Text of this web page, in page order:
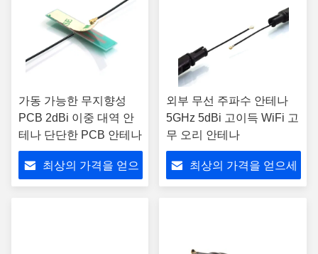
가동 가능한 무지향성
PCB 2dBi 이중 대역 안
테나 단단한 PCB 안테나
최상의 가격을 얻으
외부 무선 주파수 안테나
5GHz 5dBi 고이득 WiFi 고
무 오리 안테나
최상의 가격을 얻으세